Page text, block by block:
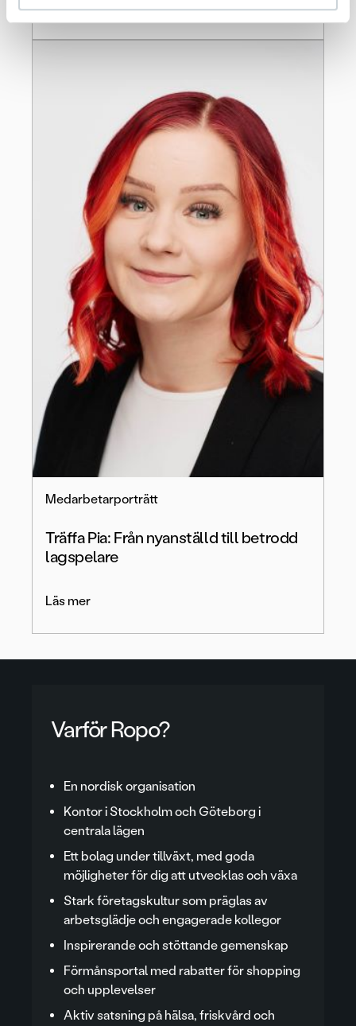
Läs mer
Medarbetarporträtt
Träffa Pia: Från nyanställd till betrodd
lagspelare
Läs mer
Varför Ropo?
En nordisk organisation
Kontor i Stockholm och Göteborg i
centrala lägen
Ett bolag under tillväxt, med goda
möjligheter för dig att utvecklas och växa
Stark företagskultur som präglas av
arbetsglädje och engagerade kollegor
Inspirerande och stöttande gemenskap
Förmånsportal med rabatter för shopping
och upplevelser
Aktiv satsning på hälsa, friskvård och